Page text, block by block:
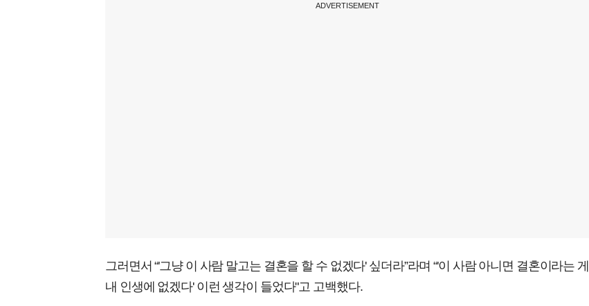
ADVERTISEMENT
그러면서 “'그냥 이 사람 말고는 결혼을 할 수 없겠다' 싶더라”라며 “'이 사람 아니면 결혼이라는 게
내 인생에 없겠다' 이런 생각이 들었다"고 고백했다.